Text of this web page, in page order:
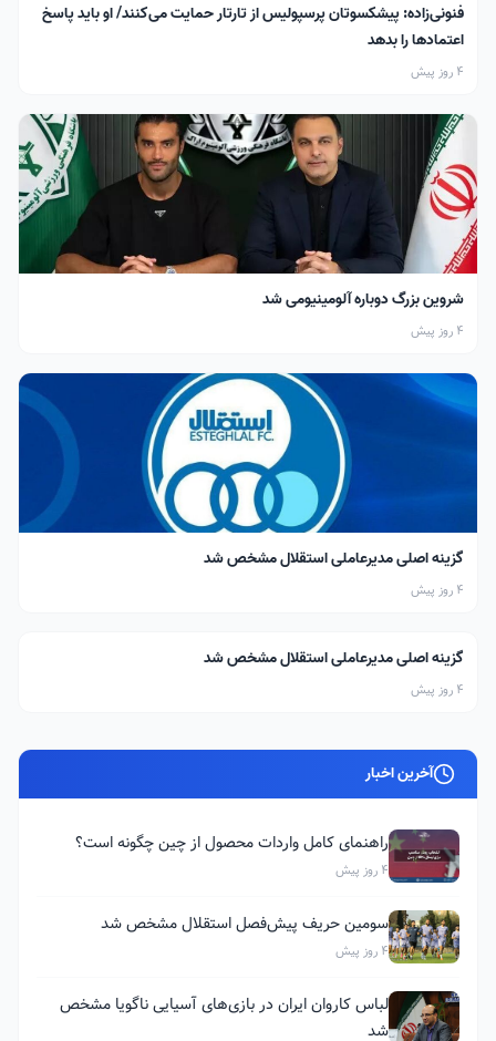
فنونی‌زاده: پیشکسوتان پرسپولیس از تارتار حمایت می‌کنند/ او باید پاسخ
اعتمادها را بدهد
4 روز پیش
شروین بزرگ دوباره آلومینیومی شد
4 روز پیش
گزینه اصلی مدیرعاملی استقلال مشخص شد
4 روز پیش
گزینه اصلی مدیرعاملی استقلال مشخص شد
4 روز پیش
آخرین اخبار
راهنمای کامل واردات محصول از چین چگونه است؟
4 روز پیش
سومین حریف پیش‌فصل استقلال مشخص شد
4 روز پیش
لباس کاروان ایران در بازی‌های آسیایی ناگویا مشخص
شد